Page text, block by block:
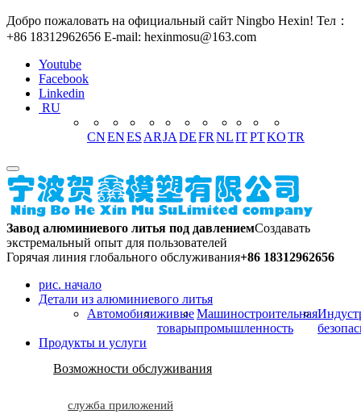
Добро пожаловать на официальный сайт Ningbo Hexin! Тел：
+86 18312962656 E-mail: hexinmosu@163.com
Youtube
Facebook
Linkedin
RU
CNENES ARJA DEFR NLITPTKOTR
Завод алюминиевого литья под давлениемСоздавать
экстремальный опыт для пользователей
Горячая линия глобального обслуживания+86 18312962656
рис. начало
Детали из алюминиевого литья
Автомобилиживые
товары
Машиностроительная
промышленность
Продукты и услуги
Возможности обслуживания
служба приложений